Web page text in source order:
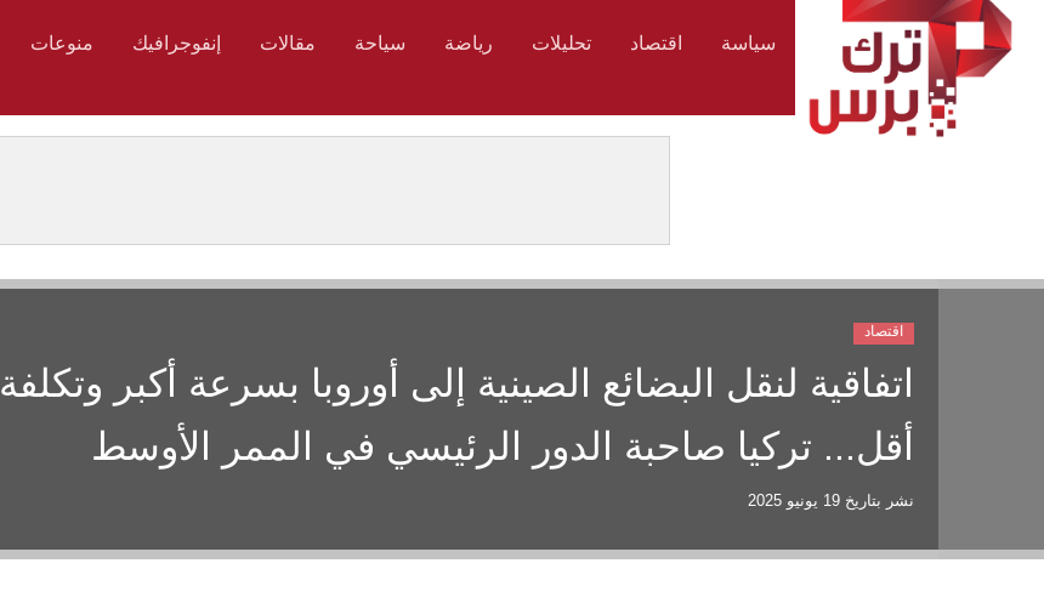
سياسة اقتصاد تحليلات رياضة سياحة مقالات إنفوجرافيك منوعات
اتفاقية لنقل البضائع الصينية إلى أوروبا بسرعة أكبر وتكلفة
أقل... تركيا صاحبة الدور الرئيسي في الممر الأوسط
نشر بتاريخ 19 يونيو 2025
اقتصاد